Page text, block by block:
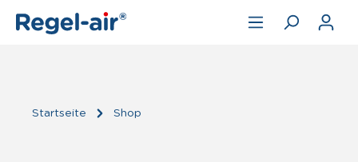
Zum Hauptinhalt springen
Startseite Shop